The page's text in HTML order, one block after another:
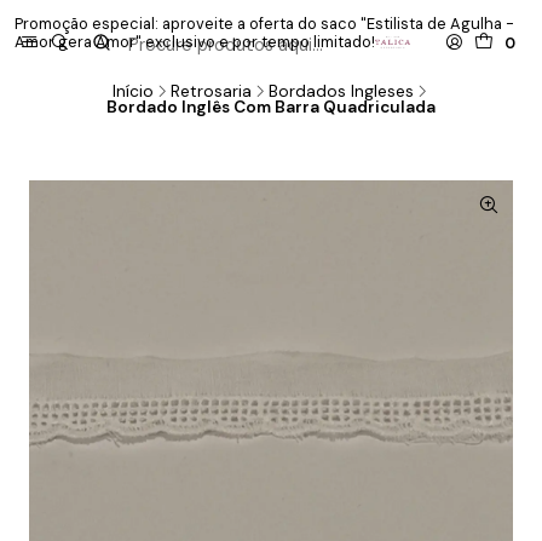
0
Promoção especial: aproveite a oferta do saco "Estilista de Agulha -
Amor gera Amor" exclusivo e por tempo limitado!
Início Retrosaria Bordados Ingleses
Bordado Inglês Com Barra Quadriculada